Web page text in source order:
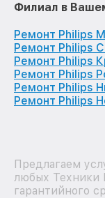
Филиал в
Ремонт Philips
Ремонт Philips
Ремонт Philips
Ремонт Philips
Ремонт Philips
Ремонт Philips
Предлагаем
любых Техники
гарантийного